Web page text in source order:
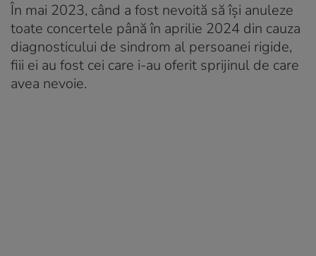
În mai 2023, când a fost nevoită să își anuleze
toate concertele până în aprilie 2024 din cauza
diagnosticului de sindrom al persoanei rigide,
fiii ei au fost cei care i-au oferit sprijinul de care
avea nevoie.